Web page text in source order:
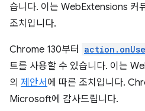
습니다. 이는 WebExtensions 커
조치입니다.
Chrome 130부터
트를 사용할 수 있습니다. 이는
의 제안서 에 따른 조치입니다.
Microsoft에 감사드립니다.